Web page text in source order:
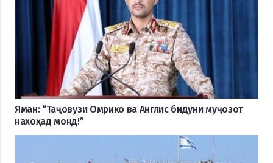
Яман: “Таҷовузи Омрико ва Англис бидуни муҷозот
нахоҳад монд!”